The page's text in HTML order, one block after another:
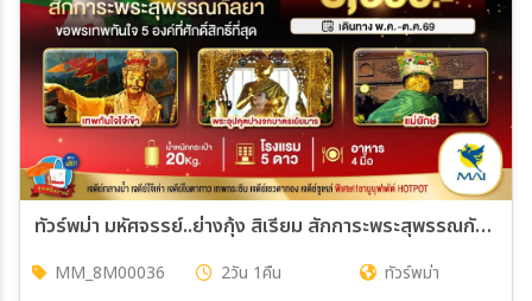
ทัวร์พม่า มหัศจรรย์..ย่างกุ้ง สิเรียม สักการะพระสุพรรณกัลยา ขอพรเทพทันใจ 5 องค์ 2วัน 1คืน (8M)
MM_8M00036 2วัน 1คืน
ทัวร์พม่า